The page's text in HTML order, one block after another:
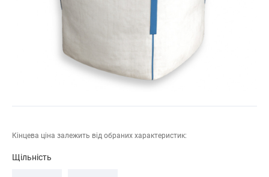
Кінцева ціна залежить від обраних характеристик:
Щільність